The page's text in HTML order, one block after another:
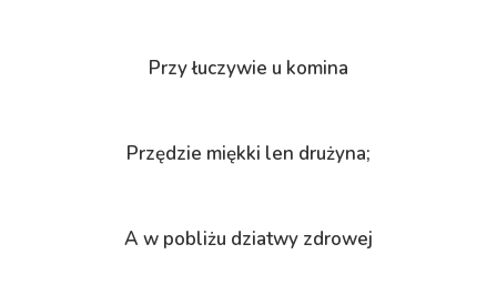
Przy łuczywie u komina
Przędzie miękki len drużyna;
A w pobliżu dziatwy zdrowej